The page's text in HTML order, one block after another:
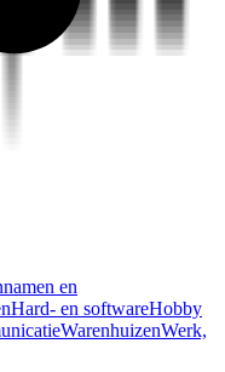
en
Hard- en softwareHobby
WarenhuizenWerk,